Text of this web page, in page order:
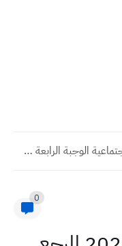
اسماء الرعاية الاجتماعية الوجبة الرابعة 2023 في جميع محافظات العراق
0